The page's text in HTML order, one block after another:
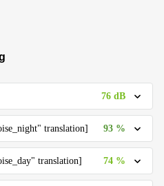
76 dB
translation] 93 %
translation] 74 %